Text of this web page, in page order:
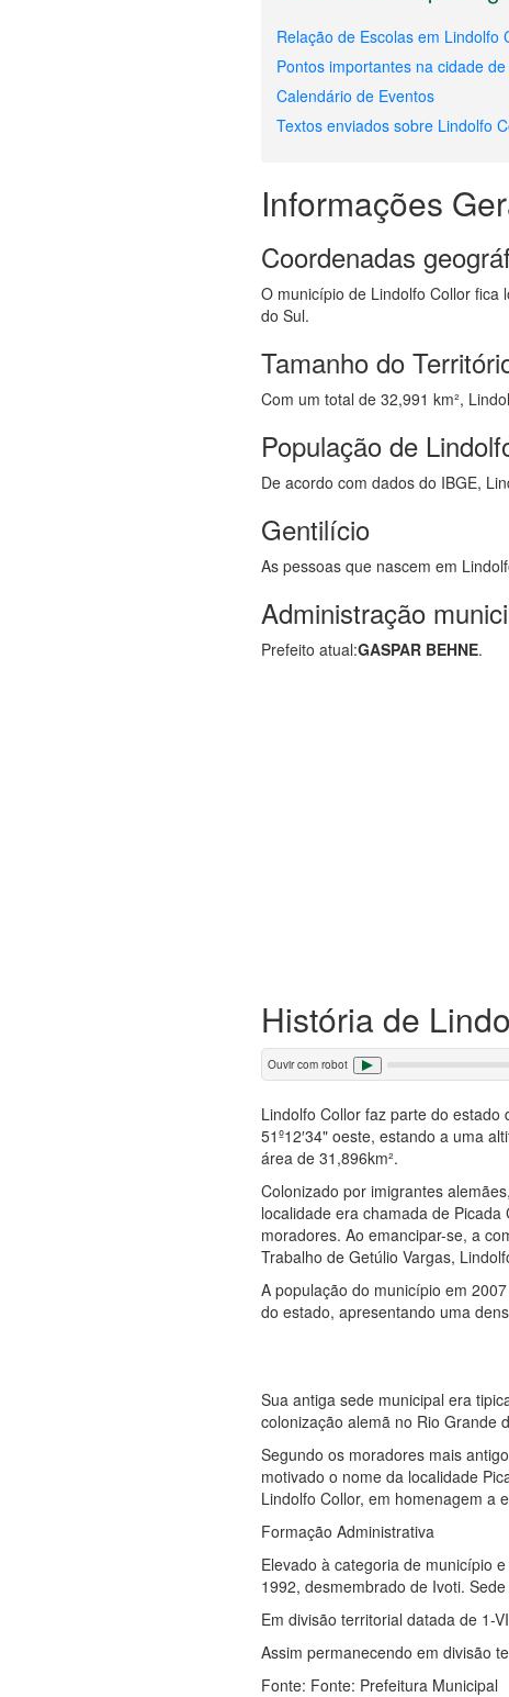
Relação de Escolas em Lindolfo
Pontos importantes na cidade
Calendário de Eventos
Textos enviados sobre Lindolfo
Informações
Coordenadas
O município de Lindolfo Collor
do Sul.
Tamanho do
Com um total de 32,991 km²,
População de
De acordo com dados do IBGE,
Gentilício
As pessoas que nascem em
Administração
Prefeito atual:GASPAR BEHNE.
História de
Ouvir com robot
Lindolfo Collor faz parte do estado
51º12′34" oeste, estando a uma
área de 31,896km².
Colonizado por imigrantes
localidade era chamada de
moradores. Ao emancipar-se, a
Trabalho de Getúlio Vargas,
A população do município em
do estado, apresentando uma
Sua antiga sede municipal era
colonização alemã no Rio Grande
Segundo os moradores mais
motivado o nome da localidade
Lindolfo Collor, em homenagem a
Formação Administrativa
Elevado à categoria de município
1992, desmembrado de Ivoti.
Em divisão territorial datada de 1-
Assim permanecendo em divisão
Fonte: Fonte: Prefeitura Municipal